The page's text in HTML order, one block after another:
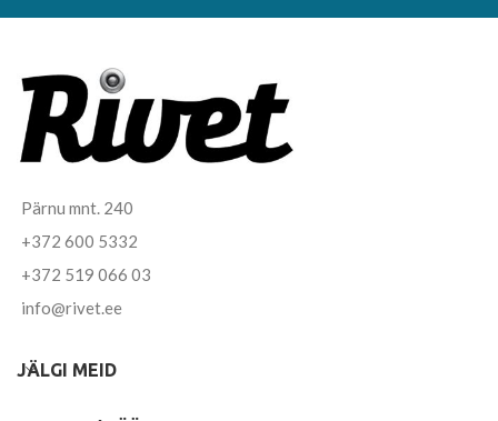
Pärnu mnt. 240
+372 600 5332
+372 519 066 03
info@rivet.ee
JÄLGI MEID